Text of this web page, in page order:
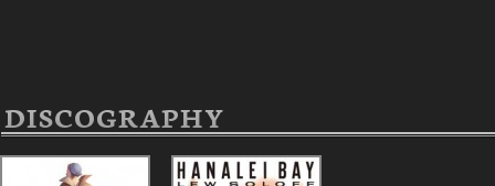
DISCOGRAPHY